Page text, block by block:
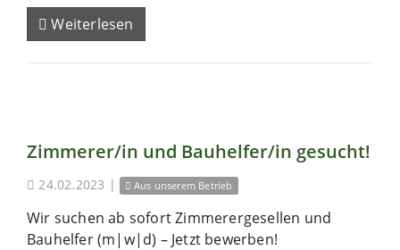
Weiterlesen
Zimmerer/in und Bauhelfer/in gesucht!
24.02.2023 | Aus unserem Betrieb
Wir suchen ab sofort Zimmerergesellen und
Bauhelfer (m|w|d) – Jetzt bewerben!